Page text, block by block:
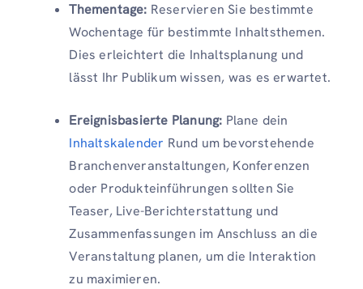
Thementage: Reservieren Sie bestimmte
Wochentage für bestimmte Inhaltsthemen.
Dies erleichtert die Inhaltsplanung und
lässt Ihr Publikum wissen, was es erwartet.
Ereignisbasierte Planung: Plane dein
Inhaltskalender Rund um bevorstehende
Branchenveranstaltungen, Konferenzen
oder Produkteinführungen sollten Sie
Teaser, Live-Berichterstattung und
Zusammenfassungen im Anschluss an die
Veranstaltung planen, um die Interaktion
zu maximieren.